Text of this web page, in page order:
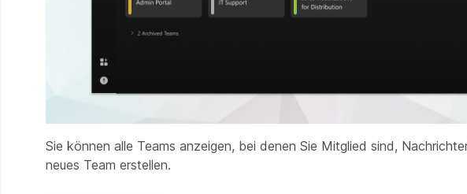
Sie können alle Teams anzeigen, bei denen Sie Mitglied sind,
neues Team erstellen.